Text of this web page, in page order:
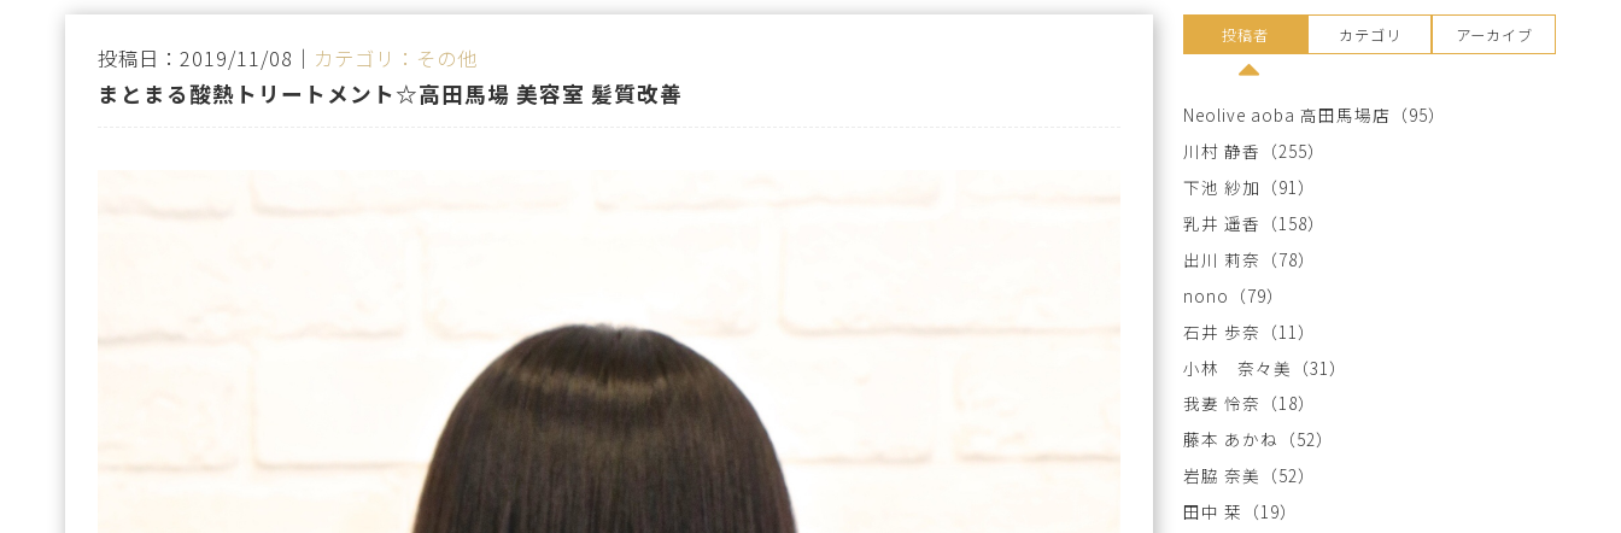
投稿日：2019/11/08｜ カテゴリ：その他
まとまる酸熱トリートメント☆高田馬場 美容室 髪質改善
投稿者 カテゴリ アーカイブ
Neolive aoba 高田馬場店 （95）
川村 静香 （255）
下池 紗加 （91）
乳井 遥香 （158）
出川 莉奈 （78）
nono （79）
石井 歩奈 （11）
小林 奈々美 （31）
我妻 怜奈 （18）
藤本 あかね （52）
岩脇 奈美 （52）
田中 栞 （19）